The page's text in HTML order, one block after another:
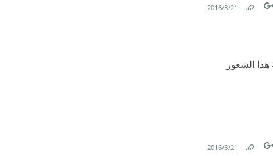
Link
21‏/3‏/2016
الشعور
21‏/3‏/2016